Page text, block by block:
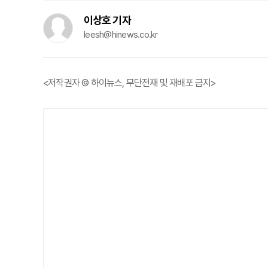
이상호 기자
leesh@hinews.co.kr
<저작권자 © 하이뉴스, 무단전재 및 재배포 금지>